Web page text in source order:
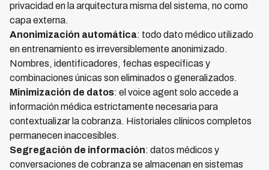
privacidad en la arquitectura misma del sistema, no como
capa externa.
Anonimización automática: todo dato médico utilizado
en entrenamiento es irreversiblemente anonimizado.
Nombres, identificadores, fechas específicas y
combinaciones únicas son eliminados o generalizados.
Minimización de datos: el voice agent solo accede a
información médica estrictamente necesaria para
contextualizar la cobranza. Historiales clínicos completos
permanecen inaccesibles.
Segregación de información: datos médicos y
conversaciones de cobranza se almacenan en sistemas